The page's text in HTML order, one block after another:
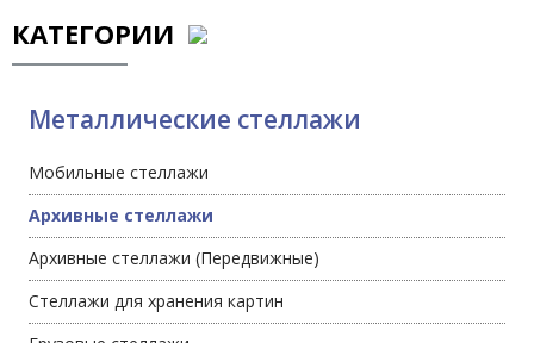
КАТЕГОРИИ
Металлические стеллажи
Мобильные стеллажи
Архивные стеллажи
Архивные стеллажи (Передвижные)
Стеллажи для хранения картин